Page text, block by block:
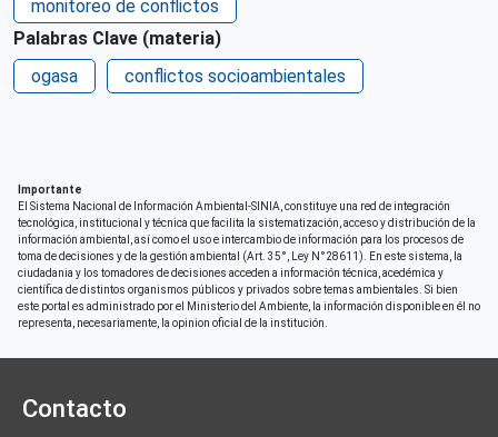
Perú
Derechos de acceso
Acceso irrestricto a todo su contenido
monitoreo de conflictos
Palabras Clave (materia)
ogasa
conflictos socioambientales
Importante
El Sistema Nacional de Información Ambiental-SINIA, constituye una red de integración
tecnológica, institucional y técnica que facilita la sistematización, acceso y distribución de la
información ambiental, así como el uso e intercambio de información para los procesos de
toma de decisiones y de la gestión ambiental (Art. 35°, Ley N°28611). En este sistema, la
ciudadania y los tomadores de decisiones acceden a información técnica, acedémica y
científica de distintos organismos públicos y privados sobre temas ambientales. Si bien
este portal es administrado por el Ministerio del Ambiente, la información disponible en él no
representa, necesariamente, la opinion oficial de la institución.
Contacto